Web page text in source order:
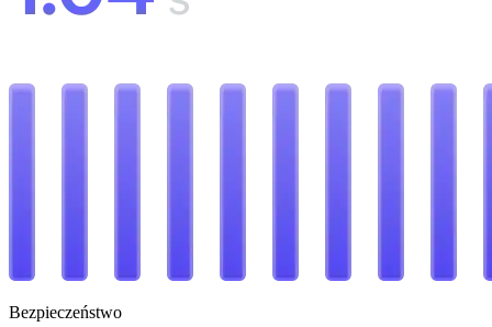
Bezpieczeństwo